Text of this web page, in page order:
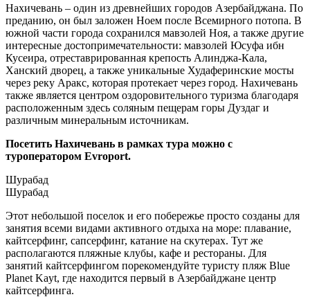
Нахичевань – один из древнейших городов Азербайджана. По
преданию, он был заложен Ноем после Всемирного потопа. В
южной части города сохранился мавзолей Ноя, а также другие
интересные достопримечательности: мавзолей Юсуфа ибн
Кусеира, отреставрированная крепость Алинджа-Кала,
Ханский дворец, а также уникальные Худаферинские мосты
через реку Аракс, которая протекает через город. Нахичевань
также является центром оздоровительного туризма благодаря
расположенным здесь соляным пещерам горы Дуздаг и
различным минеральным источникам.
Посетить Нахичевань в рамках тура можно с
туроператором Evroport.
Шурабад
Шурабад
Этот небольшой поселок и его побережье просто созданы для
занятия всеми видами активного отдыха на море: плавание,
кайтсерфинг, сапсерфинг, катание на скутерах. Тут же
располагаются пляжные клубы, кафе и рестораны. Для
занятий кайтсерфингом порекомендуйте туристу пляж Bluе
Planеt Kayt, где находится первый в Азербайджане центр
кайтсерфинга.